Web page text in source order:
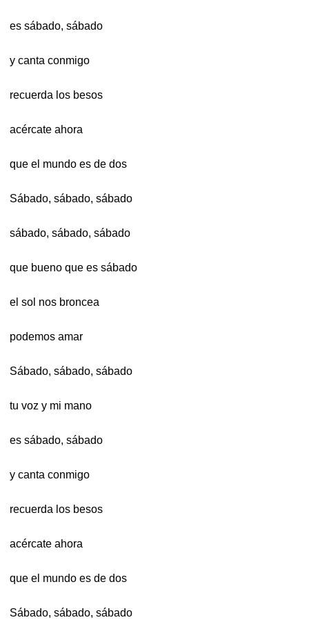
es sábado, sábado
y canta conmigo
recuerda los besos
acércate ahora
que el mundo es de dos
Sábado, sábado, sábado
sábado, sábado, sábado
que bueno que es sábado
el sol nos broncea
podemos amar
Sábado, sábado, sábado
tu voz y mi mano
es sábado, sábado
y canta conmigo
recuerda los besos
acércate ahora
que el mundo es de dos
Sábado, sábado, sábado